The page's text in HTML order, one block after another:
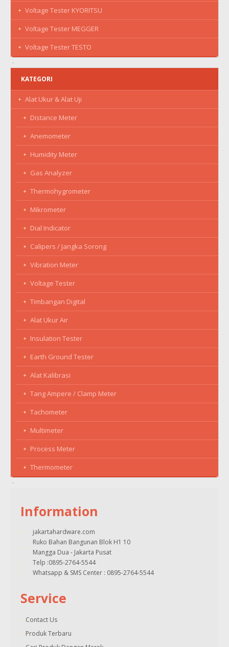
Voltage Tester KYORITSU
Voltage Tester MEGGER
Voltage Tester TESTO
KATEGORI
Alat Ukur & Alat Uji
Distance Meter
Anemometer
Humidity Meter
Gas Analyzer
Thermohygrometer
Mikrometer
Dial Indicator
Calipers / Jangka Sorong
Vibration Meter
Voltage Tester
Timbangan Digital
Alat Ukur Air
Insulation Tester
Earth Ground Tester
Alat Kalibrasi
Tang Ampere / Clamp Meter
Tachometer
Multimeter
Process Meter
Thermometer
Information
jakartahardware.com
Ruko Bahan Bangunan Blok H1 10
Mangga Dua - Jakarta Pusat
Telp :0895-2764-5544
Whatsapp & SMS Center : 0895-2764-5544
Service
Contact Us
Produk Terbaru